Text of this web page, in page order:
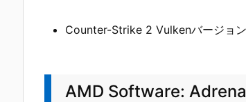
Counter-Strike 2 Vulkenバージョン
AMD Software: